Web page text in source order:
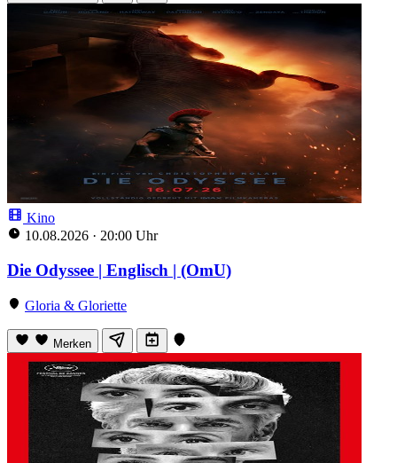
Kino
10.08.2026 · 20:00 Uhr
Die Odyssee | Englisch | (OmU)
Gloria & Gloriette
Merken